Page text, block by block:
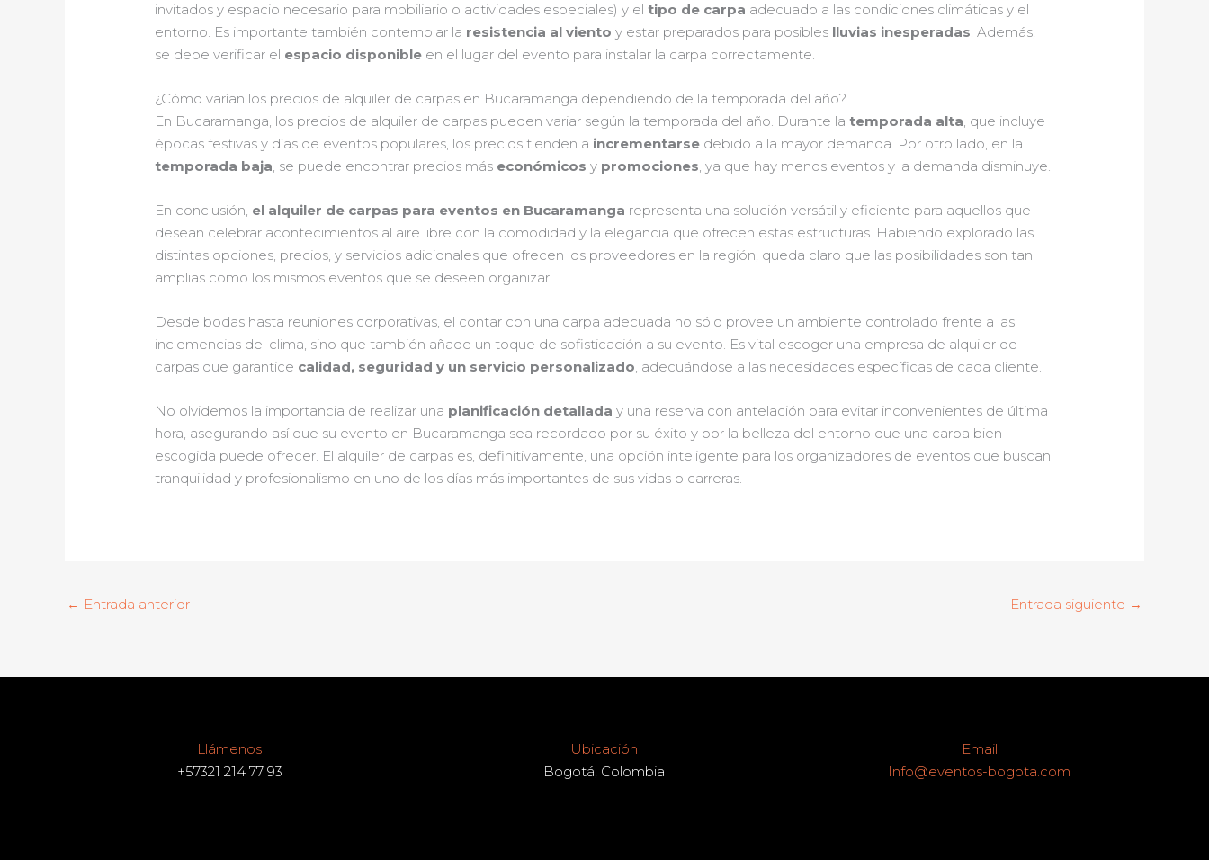
invitados y espacio necesario para mobiliario o actividades especiales) y eltipo de carpa adecuado a las condiciones climáticas y el
entorno. Es importante también contemplar la resistencia al viento y estar preparados para posibles lluvias inesperadas. Además,
se debe verificar el espacio disponible en el lugar del evento para instalar la carpa correctamente.
¿Cómo varían los precios de alquiler de carpas en Bucaramanga dependiendo de la temporada del año?
En Bucaramanga, los precios de alquiler de carpas pueden variar según la temporada del año. Durante latemporada alta, que incluye
épocas festivas y días de eventos populares, los precios tienden a incrementarse debido a la mayor demanda. Por otro lado, en la
temporada baja, se puede encontrar precios más económicos y promociones, ya que hay menos eventos y la demanda disminuye.
En conclusión, el alquiler de carpas para eventos en Bucaramanga representa una solución versátil y eficiente para aquellos que
desean celebrar acontecimientos al aire libre con la comodidad y la elegancia que ofrecen estas estructuras. Habiendo explorado las
distintas opciones, precios, y servicios adicionales que ofrecen los proveedores en la región, queda claro que las posibilidades son tan
amplias como los mismos eventos que se deseen organizar.
Desde bodas hasta reuniones corporativas, el contar con una carpa adecuada no sólo provee un ambiente controlado frente a las
inclemencias del clima, sino que también añade un toque de sofisticación a su evento. Es vital escoger una empresa de alquiler de
carpas que garantice calidad, seguridad y un servicio personalizado, adecuándose a las necesidades específicas de cada cliente.
No olvidemos la importancia de realizar una planificación detallada y una reserva con antelación para evitar inconvenientes de última
hora, asegurando así que su evento en Bucaramanga sea recordado por su éxito y por la belleza del entorno que una carpa bien
escogida puede ofrecer. El alquiler de carpas es, definitivamente, una opción inteligente para los organizadores de eventos que buscan
tranquilidad y profesionalismo en uno de los días más importantes de sus vidas o carreras.
← Entrada anterior Entrada siguiente →
Llámenos
+57321 214 77 93
Ubicación
Bogotá, Colombia
Email
Info@eventos-bogota.com